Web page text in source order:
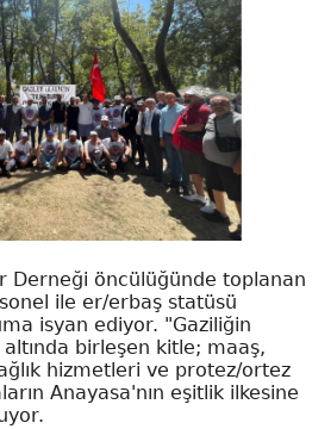
Derneği öncülüğünde toplanan
ile er/erbaş statüsü
isyan ediyor. "Gaziliğin
birleşen kitle; maaş,
hizmetleri ve protez/ortez
Anayasa'nın eşitlik ilkesine